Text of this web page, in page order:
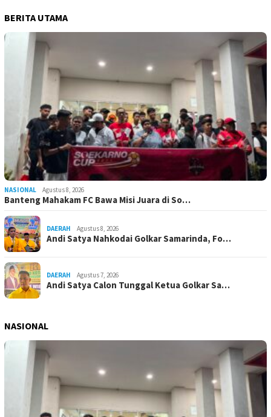
BERITA UTAMA
NASIONAL Agustus 8, 2026
Banteng Mahakam FC Bawa Misi Juara di So…
DAERAH Agustus 8, 2026
Andi Satya Nahkodai Golkar Samarinda, Fo…
DAERAH Agustus 7, 2026
Andi Satya Calon Tunggal Ketua Golkar Sa…
NASIONAL